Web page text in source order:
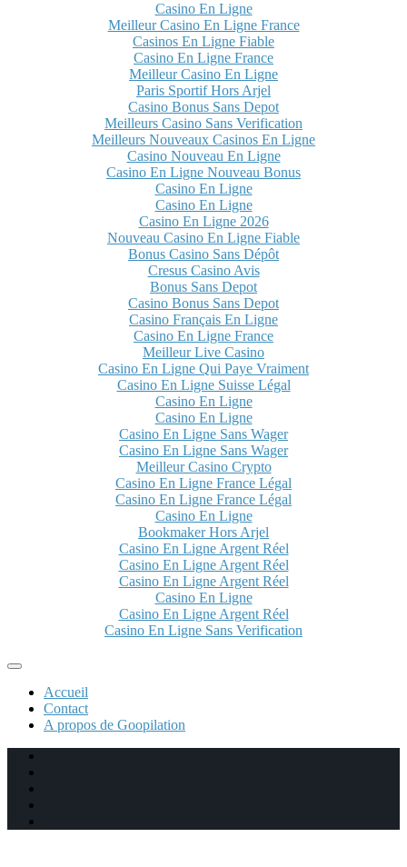
Casino En Ligne
Meilleur Casino En Ligne France
Casinos En Ligne Fiable
Casino En Ligne France
Meilleur Casino En Ligne
Paris Sportif Hors Arjel
Casino Bonus Sans Depot
Meilleurs Casino Sans Verification
Meilleurs Nouveaux Casinos En Ligne
Casino Nouveau En Ligne
Casino En Ligne Nouveau Bonus
Casino En Ligne
Casino En Ligne
Casino En Ligne 2026
Nouveau Casino En Ligne Fiable
Bonus Casino Sans Dépôt
Cresus Casino Avis
Bonus Sans Depot
Casino Bonus Sans Depot
Casino Français En Ligne
Casino En Ligne France
Meilleur Live Casino
Casino En Ligne Qui Paye Vraiment
Casino En Ligne Suisse Légal
Casino En Ligne
Casino En Ligne
Casino En Ligne Sans Wager
Casino En Ligne Sans Wager
Meilleur Casino Crypto
Casino En Ligne France Légal
Casino En Ligne France Légal
Casino En Ligne
Bookmaker Hors Arjel
Casino En Ligne Argent Réel
Casino En Ligne Argent Réel
Casino En Ligne Argent Réel
Casino En Ligne
Casino En Ligne Argent Réel
Casino En Ligne Sans Verification
Accueil
Contact
A propos de Goopilation